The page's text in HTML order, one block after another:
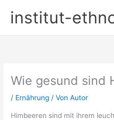
Inhaltinstitut-
Wie gesund sind
/ Ernährung / VonAutor
Himbeeren sind mit ihrem